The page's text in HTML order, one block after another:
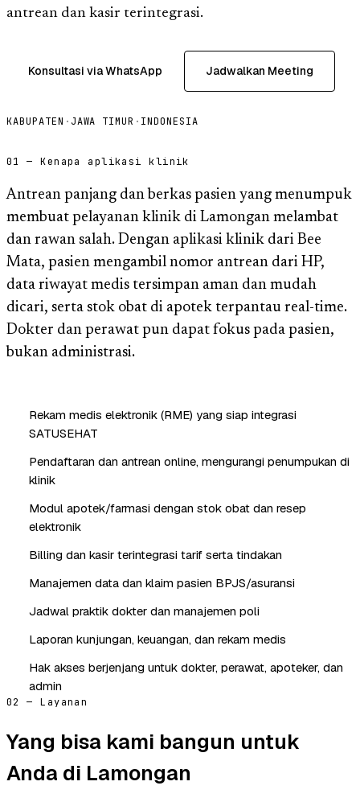
antrean dan kasir terintegrasi.
Konsultasi via WhatsApp Jadwalkan Meeting
KABUPATEN · JAWA TIMUR · INDONESIA
01 — Kenapa aplikasi klinik
Antrean panjang dan berkas pasien yang menumpuk
membuat pelayanan klinik di Lamongan melambat
dan rawan salah. Dengan aplikasi klinik dari Bee
Mata, pasien mengambil nomor antrean dari HP,
data riwayat medis tersimpan aman dan mudah
dicari, serta stok obat di apotek terpantau real-time.
Dokter dan perawat pun dapat fokus pada pasien,
bukan administrasi.
Rekam medis elektronik (RME) yang siap integrasi
SATUSEHAT
Pendaftaran dan antrean online, mengurangi penumpukan di
klinik
Modul apotek/farmasi dengan stok obat dan resep
elektronik
Billing dan kasir terintegrasi tarif serta tindakan
Manajemen data dan klaim pasien BPJS/asuransi
Jadwal praktik dokter dan manajemen poli
Laporan kunjungan, keuangan, dan rekam medis
Hak akses berjenjang untuk dokter, perawat, apoteker, dan
admin
02 — Layanan
Yang bisa kami bangun untuk
Anda di Lamongan